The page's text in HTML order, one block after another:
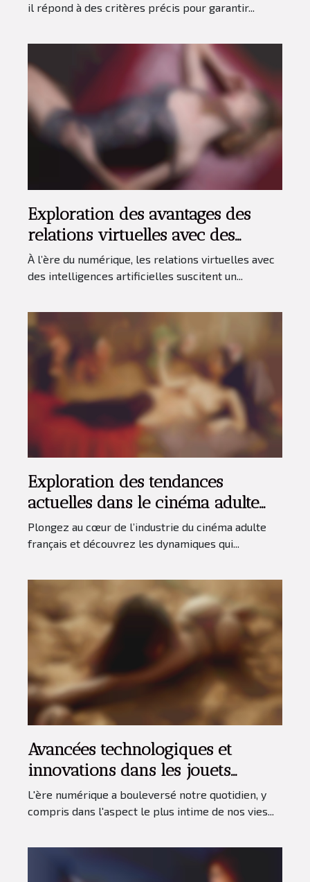
il répond à des critères précis pour garantir...
Exploration des avantages des
relations virtuelles avec des
intelligences artificielles
À l’ère du numérique, les relations virtuelles avec
des intelligences artificielles suscitent un...
Exploration des tendances
actuelles dans le cinéma adulte
français
Plongez au cœur de l’industrie du cinéma adulte
français et découvrez les dynamiques qui...
Avancées technologiques et
innovations dans les jouets
intimes connectés
L'ère numérique a bouleversé notre quotidien, y
compris dans l'aspect le plus intime de nos vies...